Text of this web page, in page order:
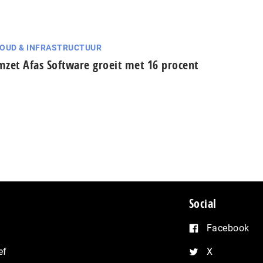
& INFRASTRUCTUUR
Afas Software groeit met 16 procent
Social
Facebook
X